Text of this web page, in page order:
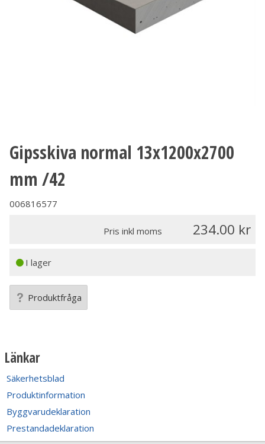
Gipsskiva normal 13x1200x2700
mm /42
006816577
Pris inkl moms 234.00
I lager
Produktfråga
Länkar
Säkerhetsblad
Produktinformation
Byggvarudeklaration
Prestandadeklaration